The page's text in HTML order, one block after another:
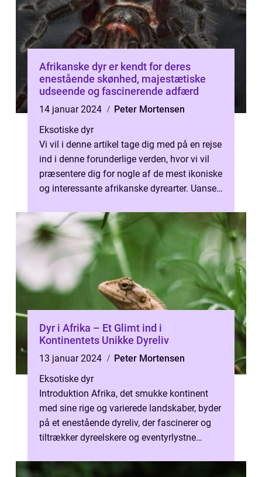
Afrikanske dyr er kendt for deres
enestående skønhed, majestætiske
udseende og fascinerende adfærd
14 januar 2024
Peter Mortensen
Eksotiske dyr
Vi vil i denne artikel tage dig med på en rejse
ind i denne forunderlige verden, hvor vi vil
præsentere dig for nogle af de mest ikoniske
og interessante afrikanske dyrearter. Uanset
Dyr i Afrika – Et Glimt ind i
Kontinentets Unikke Dyreliv
13 januar 2024
Peter Mortensen
Eksotiske dyr
Introduktion Afrika, det smukke kontinent
med sine rige og varierede landskaber, byder
på et enestående dyreliv, der fascinerer og
tiltrækker dyreelskere og eventyrlystne